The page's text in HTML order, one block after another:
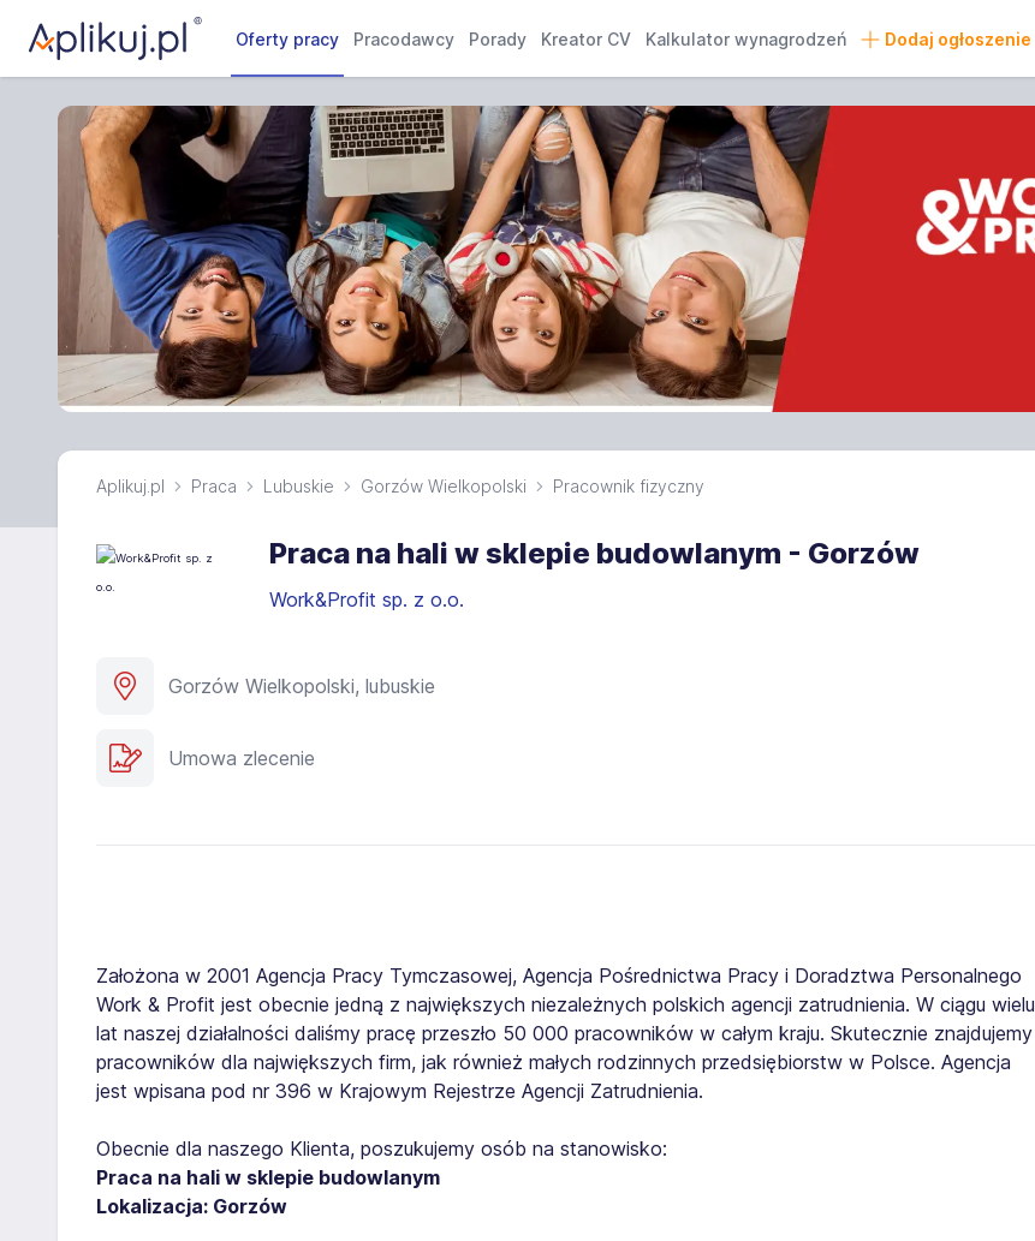
Oferty pracy Pracodawcy Porady Kreator CV Kalkulator wynagrodzeń Dodaj ogłoszenie
Aplikuj.pl Praca Lubuskie Gorzów Wielkopolski Pracownik fizyczny
Praca na hali w sklepie budowlanym - Gorzów
Work&Profit sp. z o.o.
Gorzów Wielkopolski, lubuskie
Umowa zlecenie
Założona w 2001 Agencja Pracy Tymczasowej, Agencja Pośrednictwa Pracy i Doradztwa Personalnego
Work & Profit jest obecnie jedną z największych niezależnych polskich agencji zatrudnienia. W ciągu wielu
lat naszej działalności daliśmy pracę przeszło 50 000 pracowników w całym kraju. Skutecznie znajdujemy
pracowników dla największych firm, jak również małych rodzinnych przedsiębiorstw w Polsce. Agencja
jest wpisana pod nr 396 w Krajowym Rejestrze Agencji Zatrudnienia.
Obecnie dla naszego Klienta, poszukujemy osób na stanowisko:
Praca na hali w sklepie budowlanym
Lokalizacja: Gorzów